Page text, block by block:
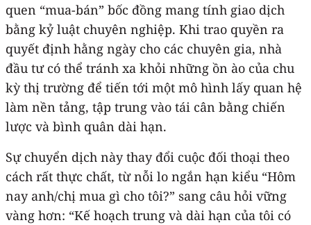
quen “mua-bán” bốc đồng mang tính giao dịch
bằng kỷ luật chuyên nghiệp. Khi trao quyền ra
quyết định hằng ngày cho các chuyên gia, nhà
đầu tư có thể tránh xa khỏi những ồn ào của chu
kỳ thị trường để tiến tới một mô hình lấy quan hệ
làm nền tảng, tập trung vào tái cân bằng chiến
lược và bình quân dài hạn.
Sự chuyển dịch này thay đổi cuộc đối thoại theo
cách rất thực chất, từ nỗi lo ngắn hạn kiểu “Hôm
nay anh/chị mua gì cho tôi?” sang câu hỏi vững
vàng hơn: “Kế hoạch trung và dài hạn của tôi có